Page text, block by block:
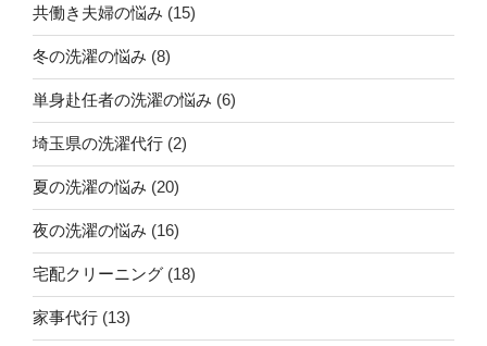
共働き夫婦の悩み (15)
冬の洗濯の悩み (8)
単身赴任者の洗濯の悩み (6)
埼玉県の洗濯代行 (2)
夏の洗濯の悩み (20)
夜の洗濯の悩み (16)
宅配クリーニング (18)
家事代行 (13)